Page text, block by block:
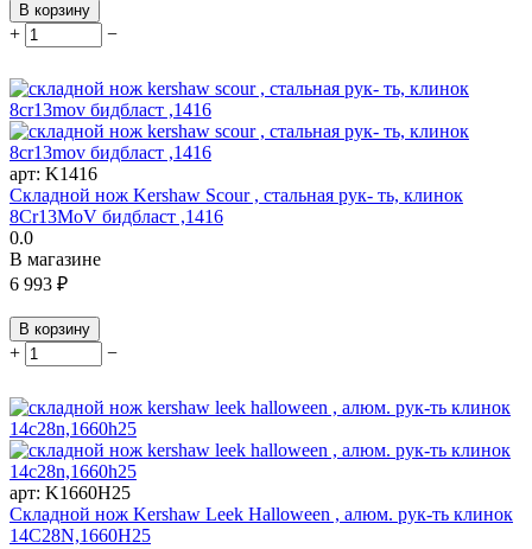
В корзину
+ −
арт: K1416
Складной нож Kershaw Scour , стальная рук- ть, клинок
8Cr13MoV бидбласт ,1416
0.0
В магазине
6 993 ₽
В корзину
+ −
арт: K1660H25
Складной нож Kershaw Leek Halloween , алюм. рук-ть клинок
14C28N,1660H25